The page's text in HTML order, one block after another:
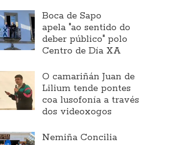
Boca de Sapo
apela "ao sentido do
deber público" polo
Centro de Día XA
O camariñán Juan de
Lilium tende pontes
coa lusofonía a través
dos videoxogos
Nemiña Concilia